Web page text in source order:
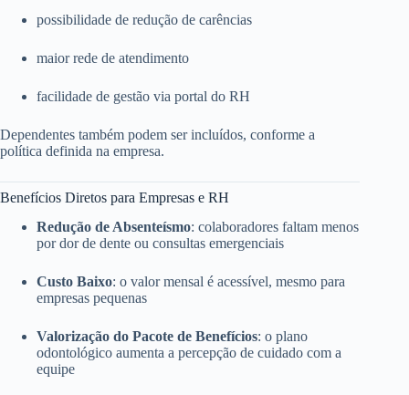
possibilidade de redução de carências
maior rede de atendimento
facilidade de gestão via portal do RH
Dependentes também podem ser incluídos, conforme a
política definida na empresa.
Benefícios Diretos para Empresas e RH
Redução de Absenteísmo: colaboradores faltam menos
por dor de dente ou consultas emergenciais
Custo Baixo: o valor mensal é acessível, mesmo para
empresas pequenas
Valorização do Pacote de Benefícios: o plano
odontológico aumenta a percepção de cuidado com a
equipe